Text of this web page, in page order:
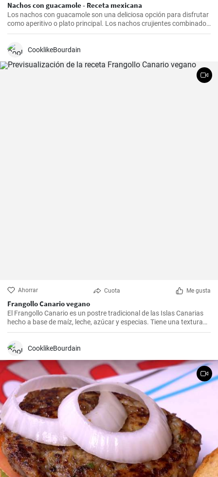
Nachos con guacamole - Receta mexicana
Los nachos con guacamole son una deliciosa opción para disfrutar
como aperitivo o plato principal. Los nachos crujientes combinados
con el guacamole cremoso y lleno de sabor crean una explosión de
CooklikeBourdain
Ahorrar Cuota Me gusta
Frangollo Canario vegano
El Frangollo Canario es un postre tradicional de las Islas Canarias
hecho a base de maíz, leche, azúcar y especias. Tiene una textura
suave y cremosa, con un sabor dulce y aromático.
CooklikeBourdain